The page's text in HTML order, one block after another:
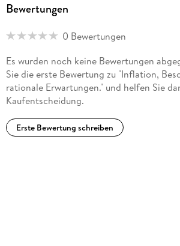
Bewertungen
0 Bewertungen
Es wurden noch keine Bewertungen
Sie die erste Bewertung zu "Inflation,
rationale Erwartungen." und helfen Sie
Kaufentscheidung.
Erste Bewertung schreiben